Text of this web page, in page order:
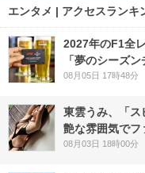
エンタメ | アクセスランキ
2027年のF1全
「夢のシーズ
08月05日 17時48分
東雲うみ、「ス
艶な雰囲気でフ
08月03日 18時00分